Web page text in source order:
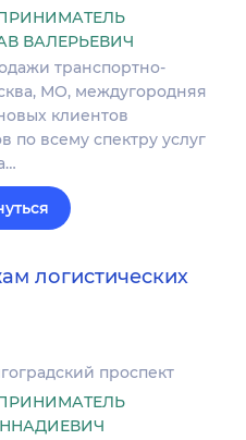
ВАЛЕРЬЕВИЧ
транспортно-
МО, междугородняя
клиентов
по всему спектру услуг
логистических
проспект